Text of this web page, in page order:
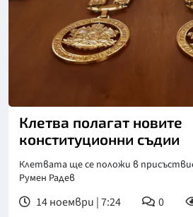
Клетва полагат новите
конституционни съдии
Клетвата ще се положи в
Румен Радев
14 ноември | 7:24 0